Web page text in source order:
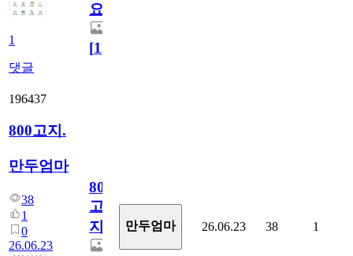
1
댓글
요)
[1]
196437
800고지.
만두엄마
38
1
0
26.06.23
800
고
지.
만두엄마 26.06.23 38 1